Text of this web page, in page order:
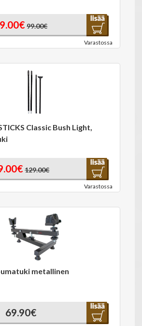
99.00€
Varastossa
Classic Bush Light,
129.00€
Varastossa
metallinen
69.90€